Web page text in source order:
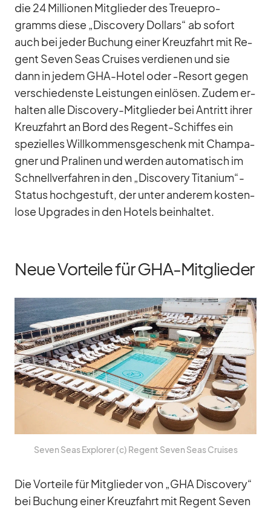
die 24 Mil­lio­nen Mit­glie­der des Treue­pro­
gramms diese „Dis­co­very Dol­lars“ ab so­fort
auch bei je­der Bu­chung ei­ner Kreuz­fahrt mit Re­
gent Se­ven Seas Crui­ses ver­die­nen und sie
dann in je­dem GHA-Ho­tel oder ‑Re­sort ge­gen
ver­schie­denste Leis­tun­gen ein­lö­sen. Zu­dem er­
hal­ten alle Dis­co­very-Mit­glie­der bei An­tritt ih­rer
Kreuz­fahrt an Bord des Re­gent-Schif­fes ein
spe­zi­el­les Will­kom­mens­ge­schenk mit Cham­pa­
gner und Pra­li­nen und wer­den au­to­ma­tisch im
Schnell­ver­fah­ren in den „Dis­co­very Titanium“-
Status hoch­ge­stuft, der un­ter an­de­rem kos­ten­
lose Up­grades in den Ho­tels be­inhal­tet.
Neue Vorteile für GHA-Mitglieder
Se­ven Seas Ex­plo­rer (c) Re­gent Se­ven Seas Crui­ses
Die Vor­teile für Mit­glie­der von „GHA Dis­co­very“
bei Bu­chung ei­ner Kreuz­fahrt mit Re­gent Se­ven